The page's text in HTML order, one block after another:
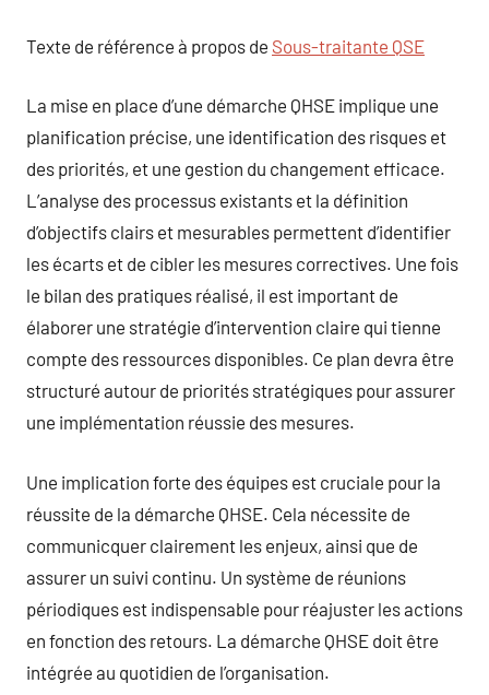
Texte de référence à propos de Sous-traitante QSE
La mise en place d’une démarche QHSE implique une
planification précise, une identification des risques et
des priorités, et une gestion du changement efficace.
L’analyse des processus existants et la définition
d’objectifs clairs et mesurables permettent d’identifier
les écarts et de cibler les mesures correctives. Une fois
le bilan des pratiques réalisé, il est important de
élaborer une stratégie d’intervention claire qui tienne
compte des ressources disponibles. Ce plan devra être
structuré autour de priorités stratégiques pour assurer
une implémentation réussie des mesures.
Une implication forte des équipes est cruciale pour la
réussite de la démarche QHSE. Cela nécessite de
communicquer clairement les enjeux, ainsi que de
assurer un suivi continu. Un système de réunions
périodiques est indispensable pour réajuster les actions
en fonction des retours. La démarche QHSE doit être
intégrée au quotidien de l’organisation.